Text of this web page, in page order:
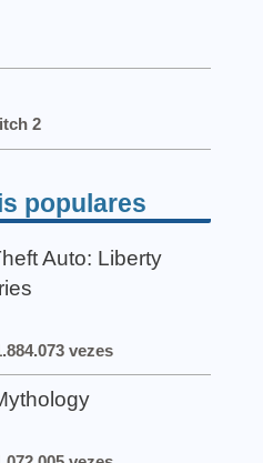
2
populares
Auto: Liberty
vezes